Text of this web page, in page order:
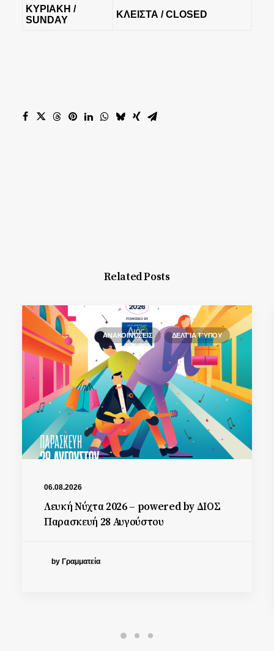
ΚΥΡΙΑΚΗ /
SUNDAY
ΚΛΕΙΣΤΑ /CLOSED
Related Posts
ΑΝΑΚΟΙΝΏΣΕΙΣ ΔΕΛΤΊΑ ΤΎΠΟΥ
06.08.2026
Λευκή Νύχτα 2026 – powered by ΔΙΟΣ
Παρασκευή 28 Αυγούστου
by Γραμματεία